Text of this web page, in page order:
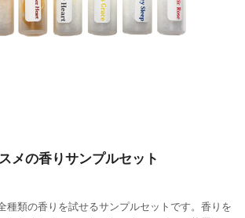
メの香りサンプルセット
種類の香りを試せるサンプルセットです。香りを